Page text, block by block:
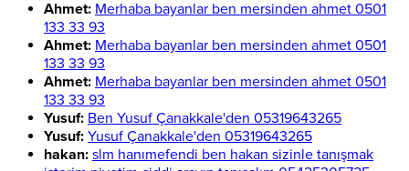
Ahmet: Merhaba bayanlar ben mersinden ahmet 0501
133 33 93
Ahmet: Merhaba bayanlar ben mersinden ahmet 0501
133 33 93
Ahmet: Merhaba bayanlar ben mersinden ahmet 0501
133 33 93
Yusuf: Ben Yusuf Çanakkale'den 05319643265
Yusuf: Yusuf Çanakkale'den 05319643265
hakan: slm hanımefendi ben hakan sizinle tanışmak